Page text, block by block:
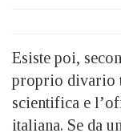
Esiste poi,
proprio divario
scientifica e
italiana. Se da